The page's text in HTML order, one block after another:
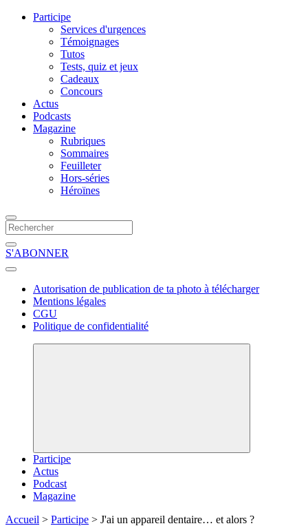
Participe
Services d'urgences
Témoignages
Tutos
Tests, quiz et jeux
Cadeaux
Concours
Actus
Podcasts
Magazine
Rubriques
Sommaires
Feuilleter
Hors-séries
Héroïnes
S'ABONNER
Autorisation de publication de ta photo à télécharger
Mentions légales
CGU
Politique de confidentialité
Participe
Actus
Podcast
Magazine
Accueil > Participe > J'ai un appareil dentaire… et alors ?